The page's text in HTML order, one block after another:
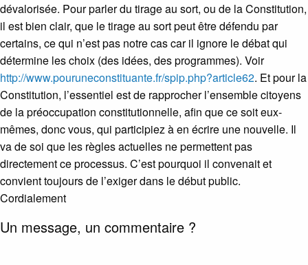
dévalorisée. Pour parler du tirage au sort, ou de la Constitution,
il est bien clair, que le tirage au sort peut être défendu par
certains, ce qui n’est pas notre cas car il ignore le débat qui
détermine les choix (des idées, des programmes). Voir
http://www.pouruneconstituante.fr/spip.php?article62. Et pour la
Constitution, l’essentiel est de rapprocher l’ensemble citoyens
de la préoccupation constitutionnelle, afin que ce soit eux-
mêmes, donc vous, qui participiez à en écrire une nouvelle. Il
va de soi que les règles actuelles ne permettent pas
directement ce processus. C’est pourquoi il convenait et
convient toujours de l’exiger dans le début public.
Cordialement
Un message, un commentaire ?